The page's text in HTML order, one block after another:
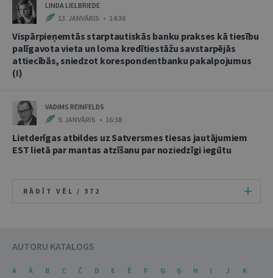
LINDA LIELBRIEDE
13. JANVĀRIS • 14:36
Vispārpieņemtās starptautiskās banku prakses kā tiesību
palīgavota vieta un loma kredītiestāžu savstarpējās
attiecībās, sniedzot korespondentbanku pakalpojumus
(I)
VADIMS REINFELDS
9. JANVĀRIS • 16:38
Lietderīgas atbildes uz Satversmes tiesas jautājumiem
EST lietā par mantas atzīšanu par noziedzīgi iegūtu
RĀDĪT VĒL / 372
AUTORU KATALOGS
A Ā B C Č D E Ē F G Ģ H I J
K